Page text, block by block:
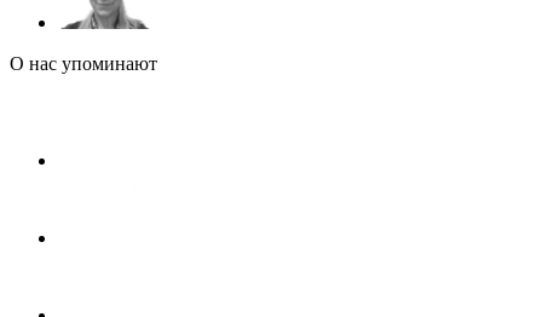
О нас упоминают